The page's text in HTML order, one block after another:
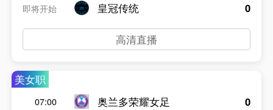
即将开始
皇冠传统
0
高清直播
美女职
07:00
奥兰多荣耀女足
0